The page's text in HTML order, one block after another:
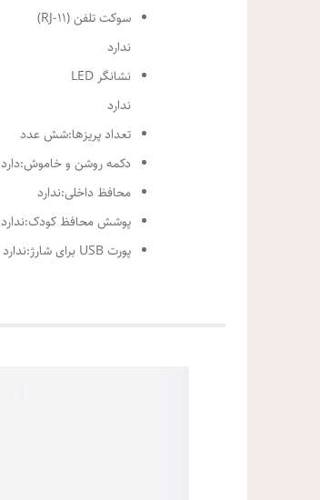
سوکت تلفن (RJ-11)
ندارد
نشانگر LED
ندارد
تعداد پریزها:شش عدد
دکمه روشن و خاموش:دارد
محافظ داخلی:ندارد
پوشش محافظ کودک:ندارد
پورت USB برای شارژ:ندارد